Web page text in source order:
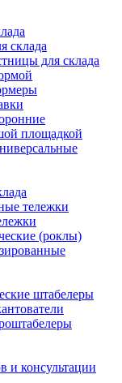
склада
для склада
площадкой
тележки
(роклы)
штабелеры
и консультации